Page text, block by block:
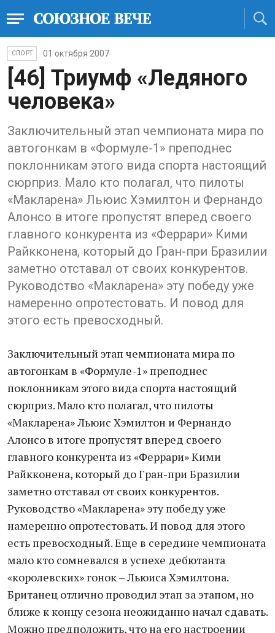
СПОРТ 01 октября 2007
[46] Триумф «Ледяного
человека»
Заключительный этап чемпионата мира по
автогонкам в «Формуле-1» преподнес
поклонникам этого вида спорта настоящий
сюрприз. Мало кто полагал, что пилоты
«Макларена» Льюис Хэмилтон и Фернандо
Алонсо в итоге пропустят вперед своего
главного конкурента из «Феррари» Кими
Райкконена, который до Гран-при Бразилии
заметно отставал от своих конкурентов.
Руководство «Макларена» эту победу уже
намеренно опротестовать. И повод для
этого есть превосходный.
Заключительный этап чемпионата мира по
автогонкам в «Формуле-1» преподнес
поклонникам этого вида спорта настоящий
сюрприз. Мало кто полагал, что пилоты
«Макларена» Льюис Хэмилтон и Фернандо
Алонсо в итоге пропустят вперед своего
главного конкурента из «Феррари» Кими
Райкконена, который до Гран-при Бразилии
заметно отставал от своих конкурентов.
Руководство «Макларена» эту победу уже
намеренно опротестовать. И повод для этого
есть превосходный. Еще в середине чемпионата
мало кто сомневался в успехе дебютанта
«королевских» гонок – Льюиса Хэмилтона.
Британец отлично проводил этап за этапом, но
ближе к концу сезона неожиданно начал сдавать.
Можно предположить, что на его настроении